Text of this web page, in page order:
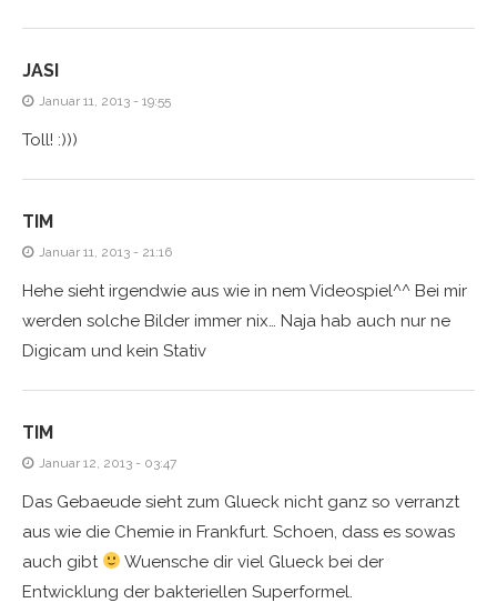
JASI
Januar 11, 2013 - 19:55
Toll! :)))
TIM
Januar 11, 2013 - 21:16
Hehe sieht irgendwie aus wie in nem Videospiel^^ Bei mir
werden solche Bilder immer nix… Naja hab auch nur ne
Digicam und kein Stativ
TIM
Januar 12, 2013 - 03:47
Das Gebaeude sieht zum Glueck nicht ganz so verranzt
aus wie die Chemie in Frankfurt. Schoen, dass es sowas
auch gibt
Wuensche dir viel Glueck bei der
Entwicklung der bakteriellen Superformel.